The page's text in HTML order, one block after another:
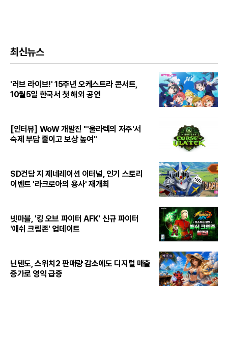
최신뉴스
'러브 라이브!' 15주년 오케스트라 콘서트,
10월5일 한국서 첫 해외 공연
[인터뷰] WoW 개발진 "'울라텍의 저주'서
숙제 부담 줄이고 보상 높여"
SD건담 지 제네레이션 이터널, 인기 스토리
이벤트 '라크로아의 용사' 재개최
넷마블, '킹 오브 파이터 AFK' 신규 파이터
'애쉬 크림존' 업데이트
닌텐도, 스위치2 판매량 감소에도 디지털 매출
증가로 영익 급증